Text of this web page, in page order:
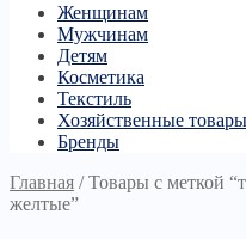
Женщинам
Мужчинам
Детям
Косметика
Текстиль
Хозяйственные товары
Бренды
Главная /Товары с меткой
желтые”